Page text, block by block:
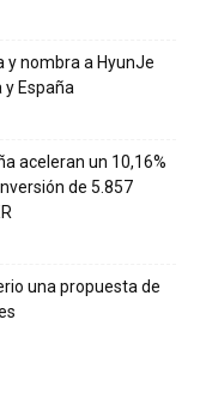
y nombra a HyunJe
España
aceleran un 10,16%
de 5.857
una propuesta de